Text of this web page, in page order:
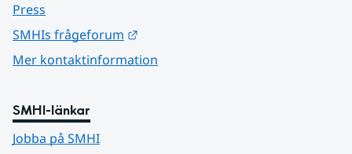
Press
SMHIs frågeforum
Mer kontaktinformation
SMHI-länkar
Jobba på SMHI